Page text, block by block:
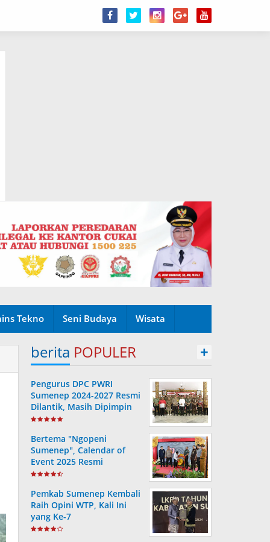
Tekno Seni Budaya Wisata
berita POPULER +
Pengurus DPC PWRI
Sumenep 2024-2027 Resmi
Dilantik, Masih Dipimpin
Rusydiyono
Bertema "Ngopeni
Sumenep", Calendar of
Event 2025 Resmi
Diluncurkan
Pemkab Sumenep Kembali
Raih Opini WTP, Kali Ini
yang Ke-7